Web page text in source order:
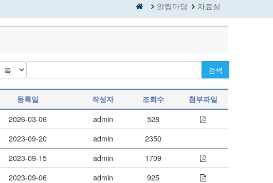
알림마당 자료실
검색
등록일 작성자 조회수
첨부파일
2026-03-06 admin
528
2023-09-20 admin
2350
2023-09-15 admin
1709
2023-09-06 admin
925